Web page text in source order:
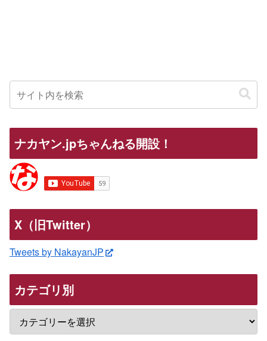
ナカヤン.jpちゃんねる開設！
X（旧Twitter）
Tweets by NakayanJP
カテゴリ別